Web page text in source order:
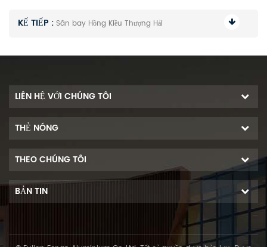
KẾ TIẾP : Sân bay Hồng Kiều Thượng Hải
LIÊN HỆ VỚI CHÚNG TÔI
THẺ NÓNG
THEO CHÚNG TÔI
BẢN TIN